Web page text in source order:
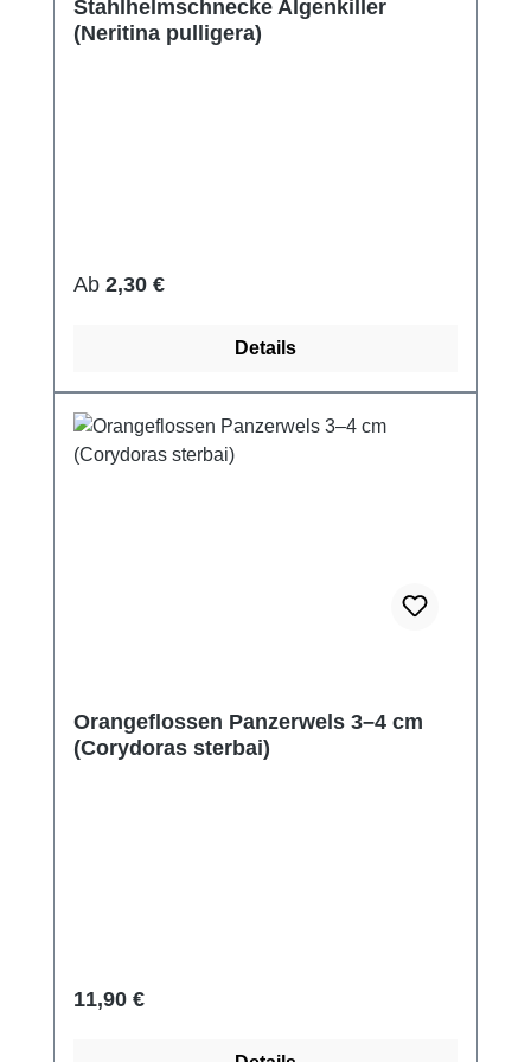
Stahlhelmschnecke Algenkiller
(Neritina pulligera)
Regulärer Preis:
Ab 2,30 €
Details
Orangeflossen Panzerwels 3–4 cm
(Corydoras sterbai)
Regulärer Preis:
11,90 €